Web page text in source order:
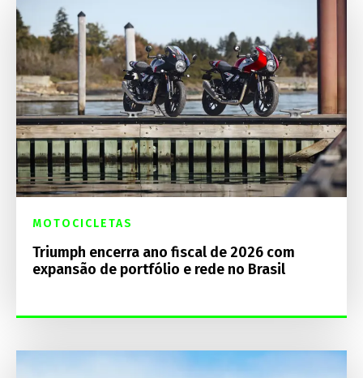
MOTOCICLETAS
Triumph encerra ano fiscal de 2026 com
expansão de portfólio e rede no Brasil